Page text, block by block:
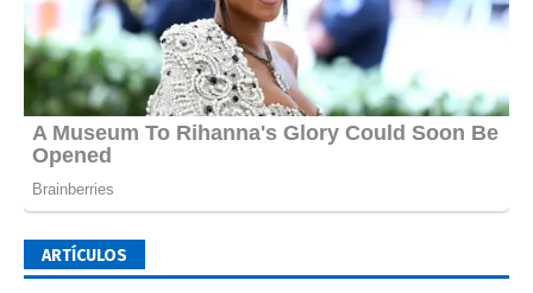
ARTÍCULOS